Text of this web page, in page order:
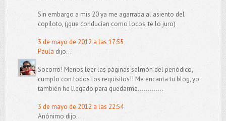
Sin embargo a mis 20 ya me agarraba al asiento del
copiloto, (¡que conducían como locos, te lo juro)
3 de mayo de 2012 a las 17:55
Paula dijo...
Socorro! Menos leer las páginas salmón del periódico,
cumplo con todos los requisitos!! Me encanta tu blog, yo
también he llegado para quedarme.............
3 de mayo de 2012 a las 22:54
Anónimo dijo...